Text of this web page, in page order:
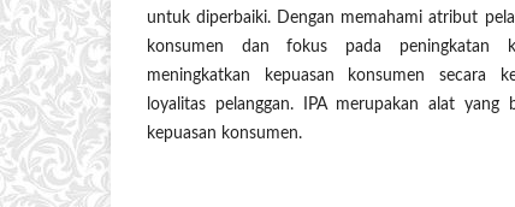
untuk diperbaiki. Dengan memahami atribut
konsumen dan fokus pada peningkatan
meningkatkan kepuasan konsumen secara
loyalitas pelanggan. IPA merupakan alat yang
kepuasan konsumen.